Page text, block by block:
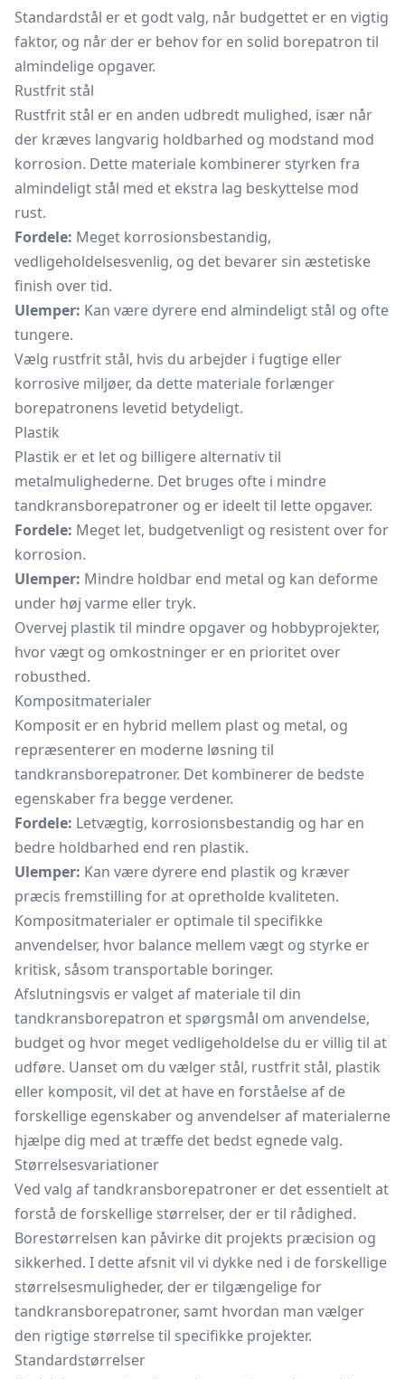
Standardstål er et godt valg, når budgettet er en vigtig
faktor, og når der er behov for en solid borepatron til
almindelige opgaver.
Rustfrit stål
Rustfrit stål er en anden udbredt mulighed, især når
der kræves langvarig holdbarhed og modstand mod
korrosion. Dette materiale kombinerer styrken fra
almindeligt stål med et ekstra lag beskyttelse mod
rust.
Fordele: Meget korrosionsbestandig,
vedligeholdelsesvenlig, og det bevarer sin æstetiske
finish over tid.
Ulemper: Kan være dyrere end almindeligt stål og ofte
tungere.
Vælg rustfrit stål, hvis du arbejder i fugtige eller
korrosive miljøer, da dette materiale forlænger
borepatronens levetid betydeligt.
Plastik
Plastik er et let og billigere alternativ til
metalmulighederne. Det bruges ofte i mindre
tandkransborepatroner og er ideelt til lette opgaver.
Fordele: Meget let, budgetvenligt og resistent over for
korrosion.
Ulemper: Mindre holdbar end metal og kan deforme
under høj varme eller tryk.
Overvej plastik til mindre opgaver og hobbyprojekter,
hvor vægt og omkostninger er en prioritet over
robusthed.
Kompositmaterialer
Komposit er en hybrid mellem plast og metal, og
repræsenterer en moderne løsning til
tandkransborepatroner. Det kombinerer de bedste
egenskaber fra begge verdener.
Fordele: Letvægtig, korrosionsbestandig og har en
bedre holdbarhed end ren plastik.
Ulemper: Kan være dyrere end plastik og kræver
præcis fremstilling for at opretholde kvaliteten.
Kompositmaterialer er optimale til specifikke
anvendelser, hvor balance mellem vægt og styrke er
kritisk, såsom transportable boringer.
Afslutningsvis er valget af materiale til din
tandkransborepatron et spørgsmål om anvendelse,
budget og hvor meget vedligeholdelse du er villig til at
udføre. Uanset om du vælger stål, rustfrit stål, plastik
eller komposit, vil det at have en forståelse af de
forskellige egenskaber og anvendelser af materialerne
hjælpe dig med at træffe det bedst egnede valg.
Størrelsesvariationer
Ved valg af tandkransborepatroner er det essentielt at
forstå de forskellige størrelser, der er til rådighed.
Borestørrelsen kan påvirke dit projekts præcision og
sikkerhed. I dette afsnit vil vi dykke ned i de forskellige
størrelsesmuligheder, der er tilgængelige for
tandkransborepatroner, samt hvordan man vælger
den rigtige størrelse til specifikke projekter.
Standardstørrelser